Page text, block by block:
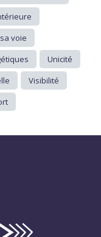
voie
Unicité
Visibilité